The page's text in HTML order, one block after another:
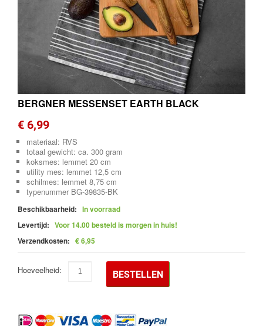
BERGNER MESSENSET EARTH BLACK
€ 6,99
materiaal: RVS
totaal gewicht: ca. 300 gram
koksmes: lemmet 20 cm
utility mes: lemmet 12,5 cm
schilmes: lemmet 8,75 cm
typenummer BG-39835-BK
Beschikbaarheid: In voorraad
Levertijd: Voor 14.00 besteld is morgen in huis!
Verzendkosten: € 6,95
Hoeveelheid: BESTELLEN